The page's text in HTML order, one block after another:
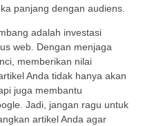
panjang dengan audiens.
adalah investasi
web. Dengan menjaga
memberikan nilai
Anda tidak hanya akan
juga membantu
Jadi, jangan ragu untuk
artikel Anda agar